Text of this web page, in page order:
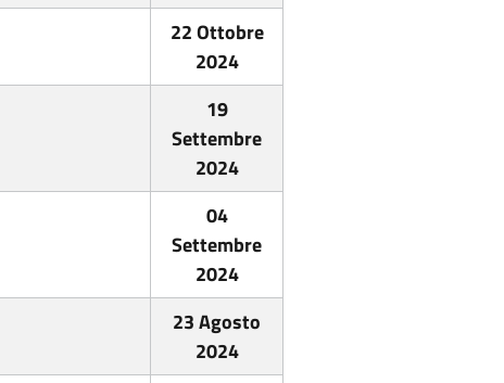
22 Ottobre
2024
19
Settembre
2024
04
Settembre
2024
23 Agosto
2024